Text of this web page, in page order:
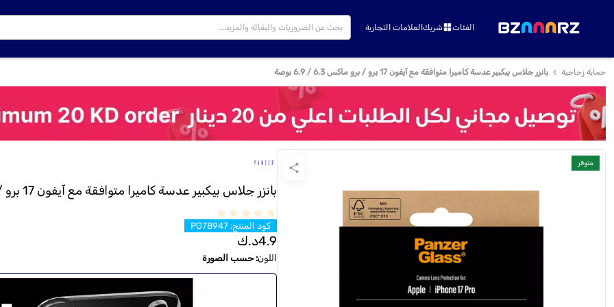
الفئات شريكالعلامات التجارية
حماية زجاجية بانزر جلاس بيكبير عدسة كاميرا متوافقة مع آيفون 17 برو / برو ماكس 6.3 / 6.9 بوصة
متوفر
بانزر جلاس بيكبير عدسة كاميرا متوافقة مع آيفون 17 برو / برو ماكس 6.3 / 6.9 بوصة
كود المنتج:
PG78947
4.9د.ك
اللون:حسب الصورة